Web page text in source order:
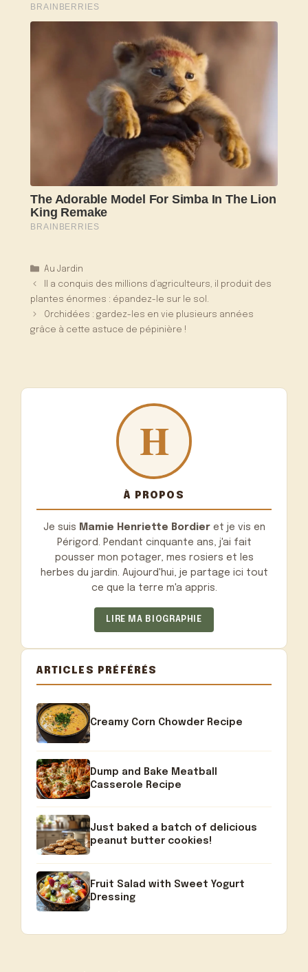
Catégories
Au Jardin
Il a conquis des millions d’agriculteurs, il produit des
plantes énormes : épandez-le sur le sol.
Orchidées : gardez-les en vie plusieurs années
grâce à cette astuce de pépinière !
À PROPOS
Je suis Mamie Henriette Bordieret je vis en
Périgord. Pendant cinquante ans, j'ai fait
pousser mon potager, mes rosiers et les
herbes du jardin. Aujourd'hui, je partage ici tout
ce que la terre m'a appris.
LIRE MA BIOGRAPHIE
ARTICLES PRÉFÉRÉS
Creamy Corn Chowder Recipe
Dump and Bake Meatball
Casserole Recipe
Just baked a batch of delicious
peanut butter cookies!
Fruit Salad with Sweet Yogurt
Dressing